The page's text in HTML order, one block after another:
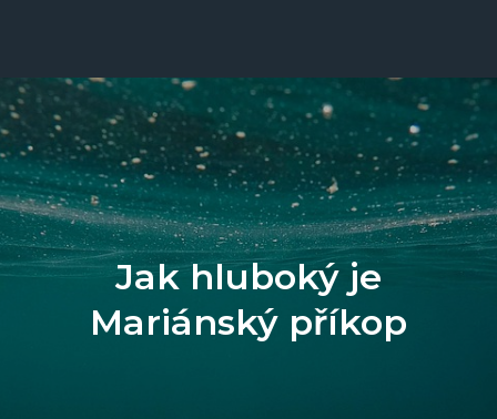
Jak hluboký je
Mariánský příkop